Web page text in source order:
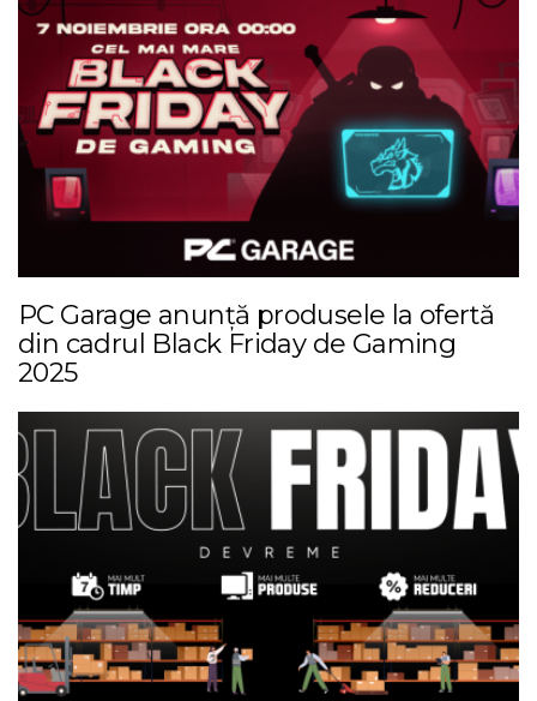
PC Garage anunță produsele la ofertă
din cadrul Black Friday de Gaming
2025